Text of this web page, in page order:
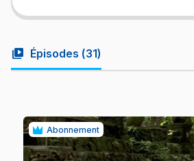
video_library Épisodes (31)
Abonnement